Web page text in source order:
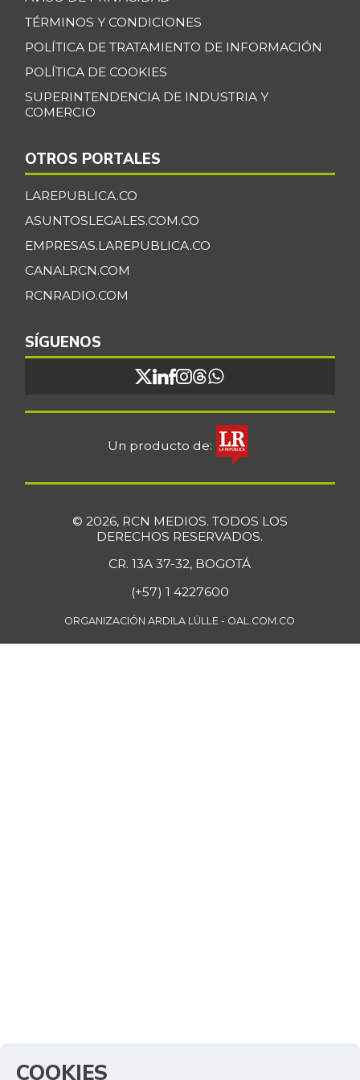
Uva
Zanahoria larga
$ 1.361,00
plátano hartón
verde
FUENTE: SIPSA (Sistema de Información
TÉRMINOS Y CONDICIONES
POLÍTICA DE TRATAMIENTO DE INFORMACIÓN
POLÍTICA DE COOKIES
SUPERINTENDENCIA DE INDUSTRIA Y
COMERCIO
OTROS PORTALES
LAREPUBLICA.CO
ASUNTOSLEGALES.COM.CO
EMPRESAS.LAREPUBLICA.CO
CANALRCN.COM
RCNRADIO.COM
SÍGUENOS
Un producto de:
© 2026, RCN MEDIOS. TODOS LOS
DERECHOS RESERVADOS.
CR. 13A 37-32, BOGOTÁ
(+57) 1 4227600
ORGANIZACIÓN ARDILA LÜLLE - OAL.COM.CO
COOKIES